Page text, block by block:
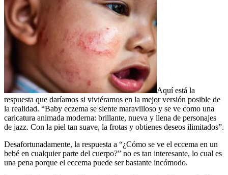
Aquí está la
respuesta que daríamos si viviéramos en la mejor versión posible de
la realidad. “Baby eczema se siente maravilloso y se ve como una
caricatura animada moderna: brillante, nueva y llena de personajes
de jazz. Con la piel tan suave, la frotas y obtienes deseos ilimitados”.
Desafortunadamente, la respuesta a “¿Cómo se ve el eccema en un
bebé en cualquier parte del cuerpo?” no es tan interesante, lo cual es
una pena porque el eccema puede ser bastante incómodo.